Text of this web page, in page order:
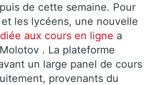
de cette semaine. Pour
les lycéens, une nouvelle
aux cours en ligne a
. La plateforme
un large panel de cours
provenants du